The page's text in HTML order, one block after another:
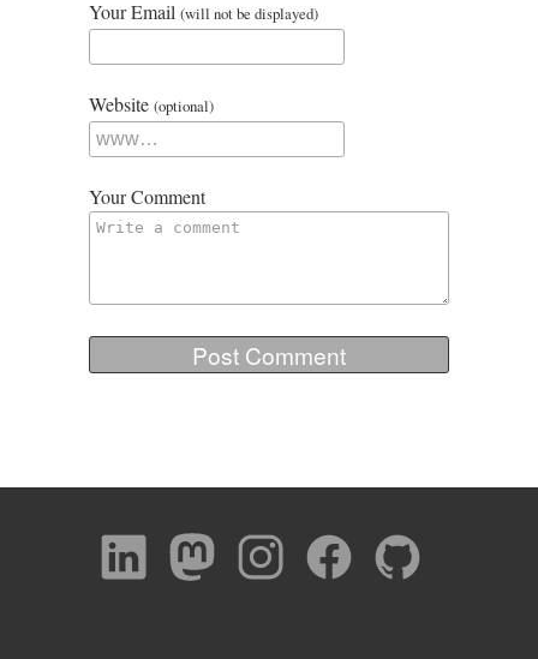
Your Email (will not be displayed)
Website (optional)
Your Comment